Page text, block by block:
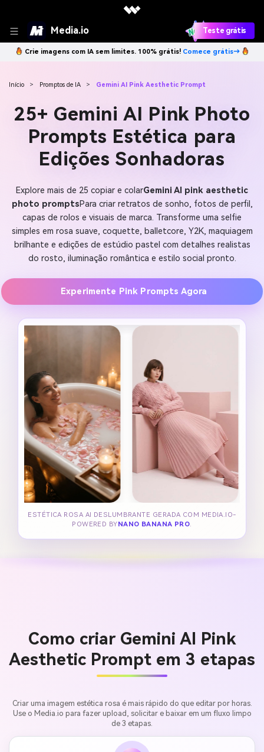
Media.io Teste grátis
Crie imagens com IA sem limites. 100% grátis! Comece grátis→
Início > Promptos de IA > Gemini AI Pink Aesthetic Prompt
25+ Gemini AI Pink Photo
Prompts Estética para
Edições Sonhadoras
Explore mais de 25 copiar e colarGemini AI pink aesthetic
photo promptsPara criar retratos de sonho, fotos de perfil,
capas de rolos e visuais de marca. Transforme uma selfie
simples em rosa suave, coquette, balletcore, Y2K, maquiagem
brilhante e edições de estúdio pastel com detalhes realistas
do rosto, iluminação romântica e estilo social pronto.
Experimente Pink Prompts Agora
ESTÉTICA ROSA AI DESLUMBRANTE GERADA COM MEDIA.IO-
POWERED BY NANO BANANA PRO.
Como criar Gemini AI Pink
Aesthetic Prompt em 3 etapas
Criar uma imagem estética rosa é mais rápido do que editar por horas.
Use o Media.io para fazer upload, solicitar e baixar em um fluxo limpo
de 3 etapas.